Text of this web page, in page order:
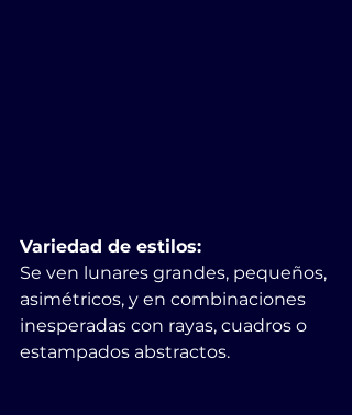
Variedad de estilos:
Se ven lunares grandes, pequeños,
asimétricos, y en combinaciones
inesperadas con rayas, cuadros o
estampados abstractos.